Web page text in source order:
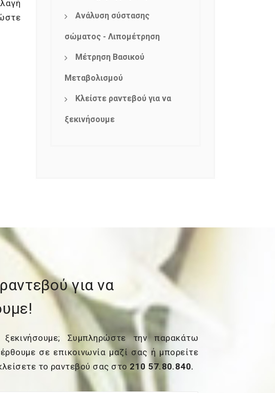
Ανάλυση σύστασης
σώματος - Λιπομέτρηση
Μέτρηση Βασικού
Μεταβολισμού
Κλείστε ραντεβού για να
ξεκινήσουμε
για να
Συμπληρώστε την παρακάτω
σε επικοινωνία μαζί σας ή μπορείτε
το ραντεβού σας στο 210 57.80.840.